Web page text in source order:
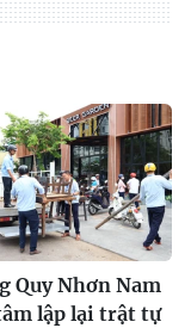
Quy Nhơn Nam
lập lại trật tự